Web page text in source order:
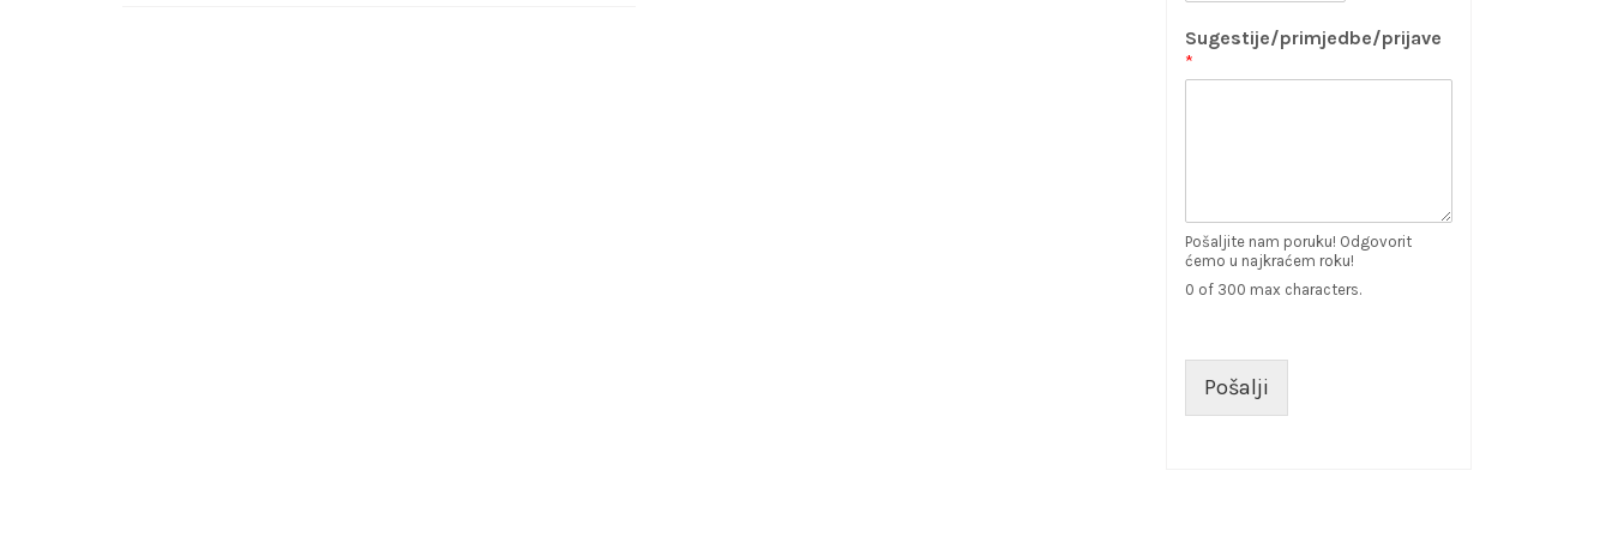
Sugestije/primjedbe/prijave
*
Pošaljite nam poruku! Odgovorit
ćemo u najkraćem roku!
0 of 300 max characters.
Pošalji